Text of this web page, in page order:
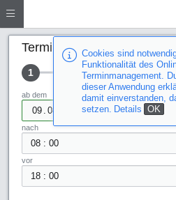
Cookies sind
Funktionalität des
Terminmanagement.
dieser Anwendung
damit einverstanden,
setzen. Details OK
Terminsuche
1 2
ab dem
:
nach
:
vor